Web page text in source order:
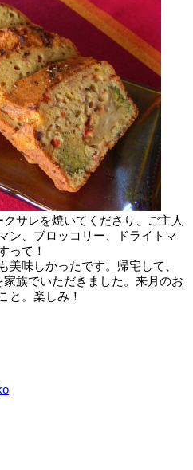
サレを焼いてくださり、ご主人
ン、ブロッコリー、ドライトマ
って！
美味しかったです。帰宅して、
族でいただきました。来月のお
と。楽しみ！